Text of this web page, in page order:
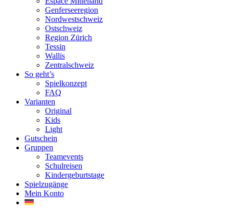
Genferseeregion
Nordwestschweiz
Ostschweiz
Region Zürich
Tessin
Wallis
Zentralschweiz
So geht’s
Spielkonzept
FAQ
Varianten
Original
Kids
Light
Gutschein
Gruppen
Teamevents
Schulreisen
Kindergeburtstage
Spielzugänge
Mein Konto